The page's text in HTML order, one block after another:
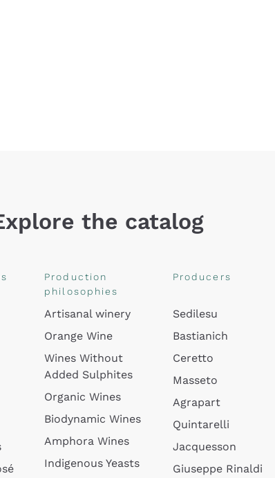
the catalog
Production
philosophies
Artisanal winery
Orange Wine
Wines Without
Added Sulphites
Organic Wines
Biodynamic Wines
Amphora Wines
Indigenous Yeasts
Producers
Sedilesu
Bastianich
Ceretto
Masseto
Agrapart
Quintarelli
Jacquesson
Giuseppe Rinaldi